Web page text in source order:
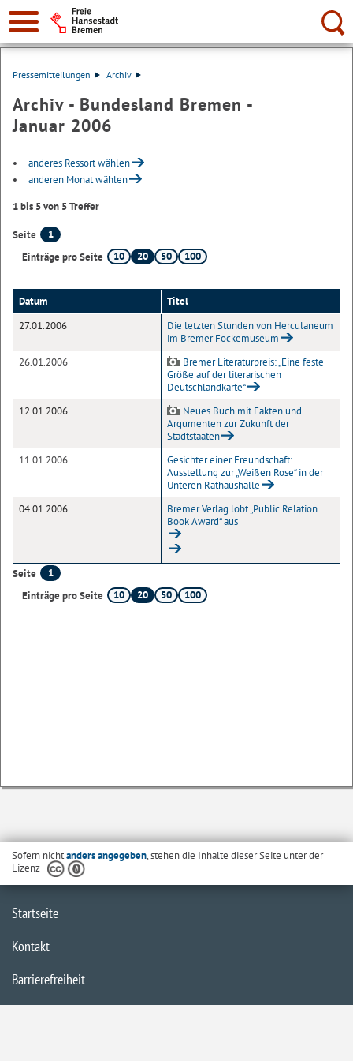
Suche:
Pressemitteilungen Archiv
Archiv - Bundesland Bremen -
Januar 2006
anderes Ressort wählen
anderen Monat wählen
1 bis 5 von 5 Treffer
Seite
1
Einträge pro Seite
10 20 50 100
Datum
Titel
27.01.2006
Die letzten Stunden von Herculaneum
im Bremer Fockemuseum
26.01.2006
Bremer Literaturpreis: „Eine feste
Größe auf der literarischen
Deutschlandkarte“
12.01.2006
Neues Buch mit Fakten und
Argumenten zur Zukunft der
Stadtstaaten
11.01.2006
Gesichter einer Freundschaft:
Ausstellung zur „Weißen Rose“ in der
Unteren Rathaushalle
04.01.2006
Bremer Verlag lobt „Public Relation
Book Award“ aus
Seite
1
Einträge pro Seite
10 20 50 100
Sofern nichtanders angegeben, stehen die Inhalte dieser Seite unter der
Lizenz
Startseite
Kontakt
Barrierefreiheit